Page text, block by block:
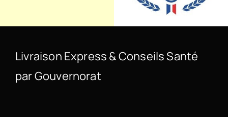
Livraison Express & Conseils Santé
par Gouvernorat